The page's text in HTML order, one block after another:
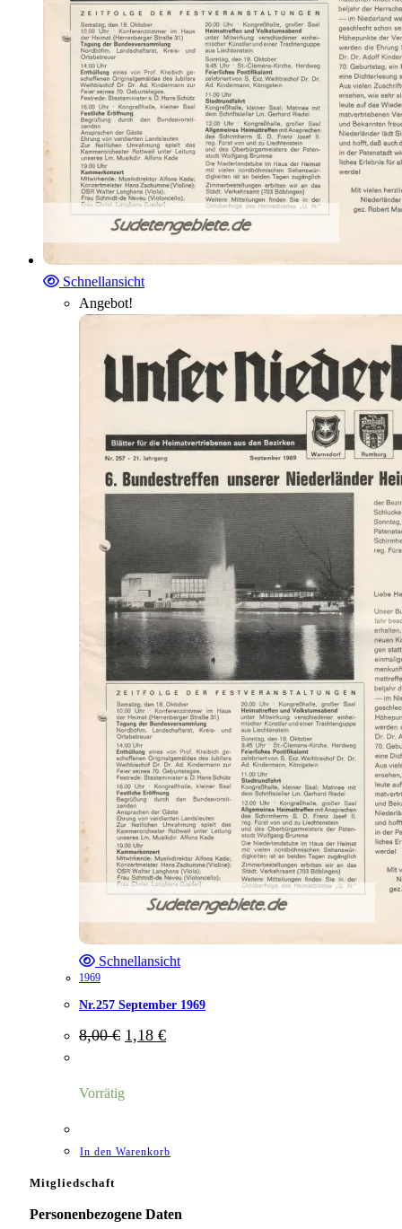
Schnellansicht
Angebot!
Schnellansicht
1969
Nr.257 September 1969
8,00€ Ursprünglicher
Preis
1,18 €Aktueller
Preis
Vorrätig
In den Warenkorb
Mitgliedschaft
Personenbezogene Daten